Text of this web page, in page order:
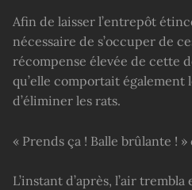
Afin de laisser l’entrepôt
nécessaire de s’occuper de
récompense élevée de cette
qu’elle comportait également
d’éliminer les rats.
« Prends ça ! Balle brûlante ! »
L’instant d’après, l’air